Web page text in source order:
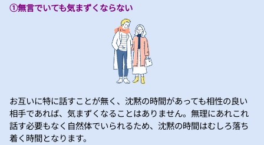
①無言でいても気まずくならない
お互いに特に話すことが無く、沈黙の時間があっても相性の良い
相手であれば、気まずくなることはありません。無理にあれこれ
話す必要もなく自然体でいられるため、沈黙の時間はむしろ落ち
着く時間となります。